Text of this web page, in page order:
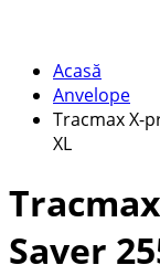
Acasă
Anvelope
Tracmax X-
XL
Saver